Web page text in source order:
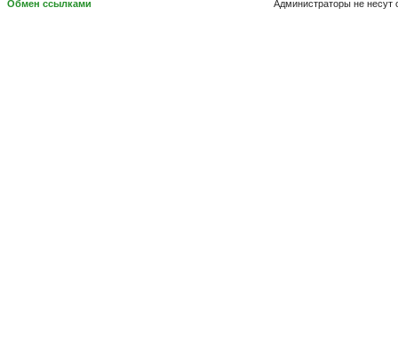
Администраторы не несут
Обмен ссылками